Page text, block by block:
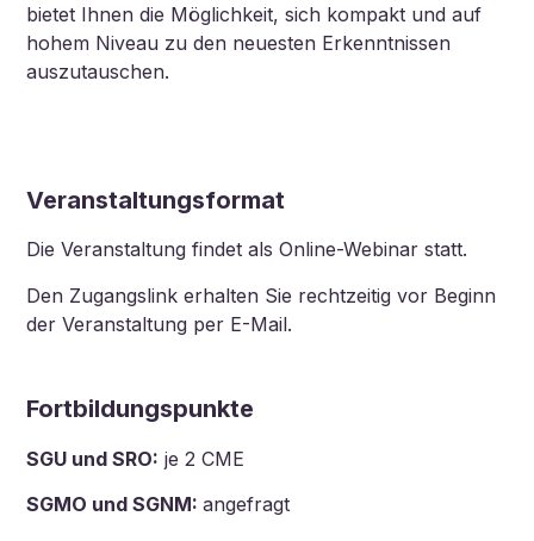
bietet Ihnen die Möglichkeit, sich kompakt und auf
hohem Niveau zu den neuesten Erkenntnissen
auszutauschen.
Veranstaltungsformat
Die Veranstaltung findet als Online-Webinar statt.
Den Zugangslink erhalten Sie rechtzeitig vor Beginn
der Veranstaltung per E-Mail.
Fortbildungspunkte
SGU und SRO: je 2 CME
SGMO und SGNM:angefragt